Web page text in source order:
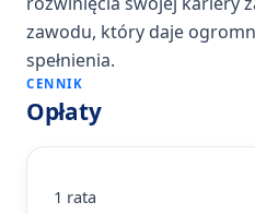
zawodu, który daje
spełnienia.
CENNIK
Opłaty
1 rata